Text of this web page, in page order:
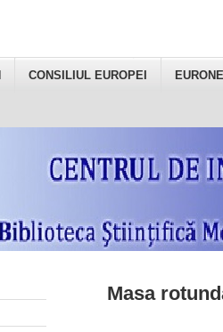
CONSILIUL EUROPEI
Masa